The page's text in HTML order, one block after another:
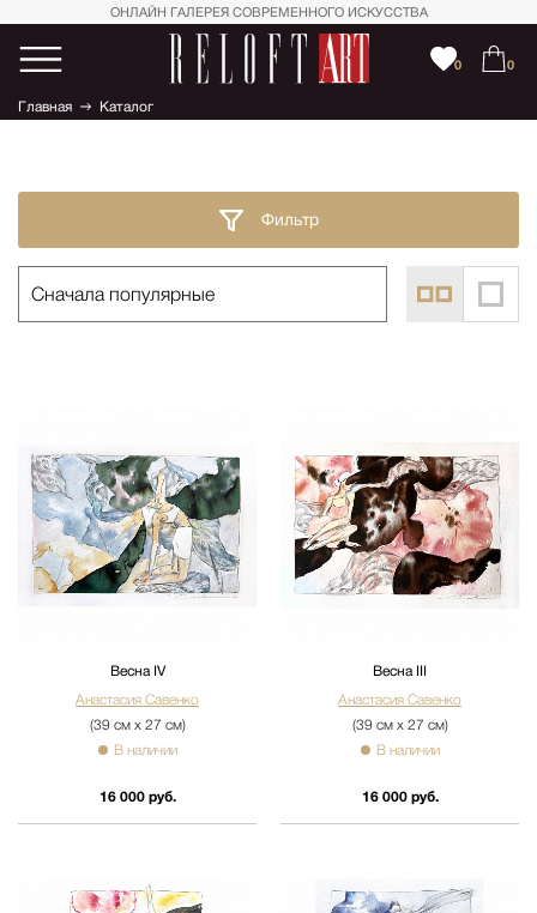
ОНЛАЙН ГАЛЕРЕЯ СОВРЕМЕННОГО ИСКУССТВА
0 0
Главная Каталог
Фильтр
Весна IV
Анастасия Савенко
(39 см х 27 см)
В наличии
16 000 руб.
Весна III
Анастасия Савенко
(39 см х 27 см)
В наличии
16 000 руб.